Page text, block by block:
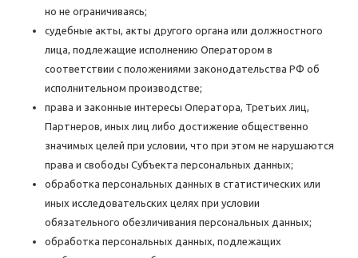
но не ограничиваясь;
судебные акты, акты другого органа или должностного
лица, подлежащие исполнению Оператором в
соответствии с положениями законодательства РФ об
исполнительном производстве;
права и законные интересы Оператора, Третьих лиц,
Партнеров, иных лиц либо достижение общественно
значимых целей при условии, что при этом не нарушаются
права и свободы Субъекта персональных данных;
обработка персональных данных в статистических или
иных исследовательских целях при условии
обязательного обезличивания персональных данных;
обработка персональных данных, подлежащих